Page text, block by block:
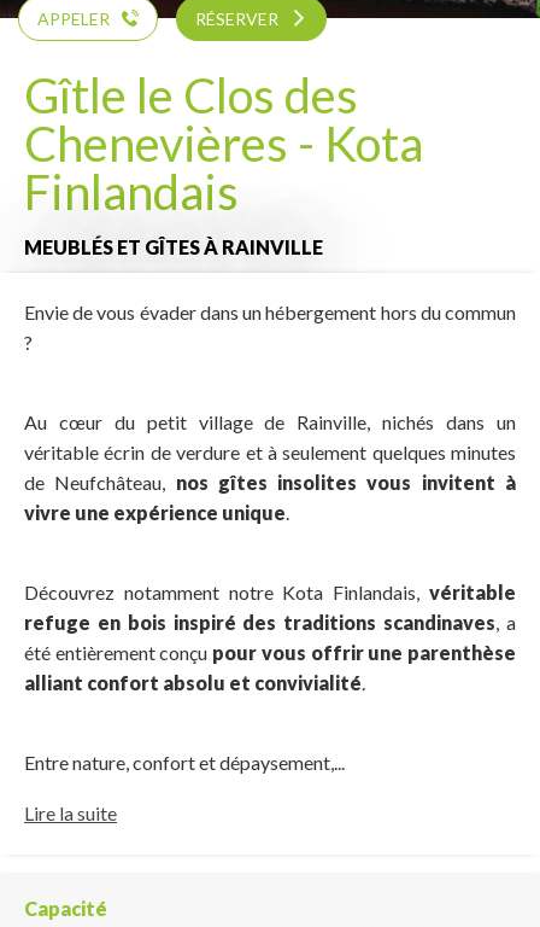
APPELER RÉSERVER
Gîtle le Clos des
Chenevières - Kota
Finlandais
MEUBLÉS ET GÎTESÀ RAINVILLE
Envie de vous évader dans un hébergement hors du commun
?
Au cœur du petit village de Rainville, nichés dans un
véritable écrin de verdure et à seulement quelques minutes
de Neufchâteau, nos gîtes insolites vous invitent à
vivre une expérience unique.
Découvrez notamment notre Kota Finlandais, véritable
refuge en bois inspiré des traditions scandinaves, a
été entièrement conçu pour vous offrir une parenthèse
alliant confort absolu et convivialité.
Entre nature, confort et dépaysement,...
Lire la suite
Capacité